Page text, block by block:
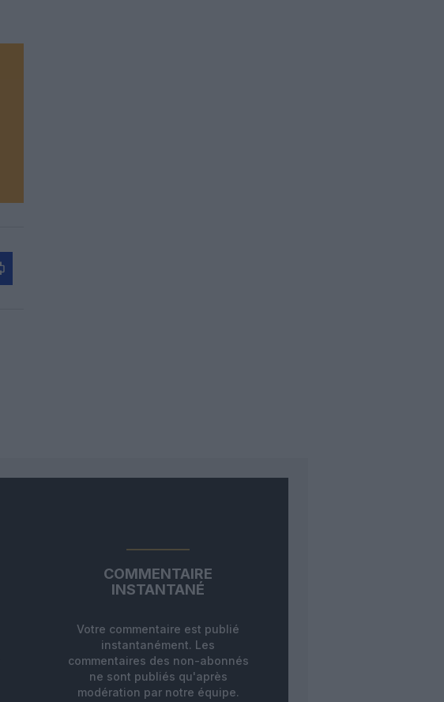
COMMENTAIRE
INSTANTANÉ
Votre commentaire est publié
instantanément. Les
commentaires des non-abonnés
ne sont publiés qu'après
modération par notre équipe.